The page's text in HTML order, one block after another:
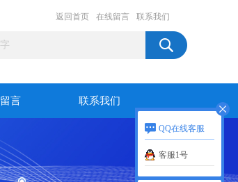
返回首页 在线留言 联系我们
言 联系我们
QQ在线客服
客服1号